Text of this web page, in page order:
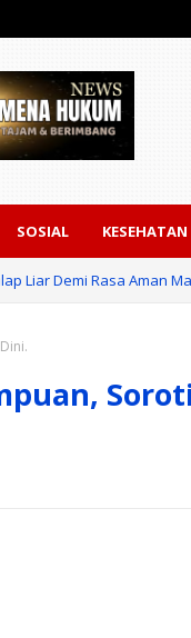
SOSIAL KESEHATAN
Liar Demi Rasa Aman